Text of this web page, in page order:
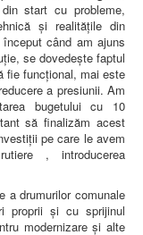
start cu probleme,
și realitățile din
când am ajuns
se dovedește faptul
fie funcțional, mai este
a presiunii. Am
bugetului cu 10
să finalizăm acest
pe care le avem
, introducerea
a drumurilor comunale
proprii și cu sprijinul
modernizare și alte